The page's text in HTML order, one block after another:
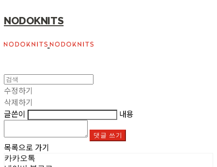
NODOKNITS
수정하기
삭제하기
글쓴이
내용
댓글 쓰기
목록으로 가기
카카오톡